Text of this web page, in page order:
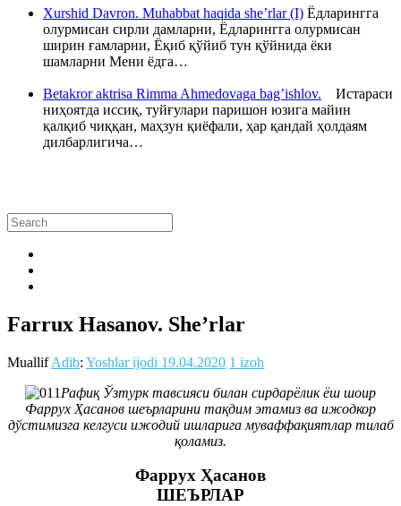
Xurshid Davron. Muhabbat haqida she’rlar (I) Ёдларингга
олурмисан сирли дамларни, Ёдларингга олурмисан
ширин ғамларни, Ёқиб қўйиб тун қўйнида ёки
шамларни Мени ёдга…
Betakror aktrisa Rimma Ahmedovaga bag’ishlov. Истараси
ниҳоятда иссиқ, туйғулари паришон юзига майин
қалқиб чиққан, маҳзун қиёфали, ҳар қандай ҳолдаям
дилбарлигича…
Farrux Hasanov. She’rlar
MuallifAdib: Yoshlar ijodi 19.04.2020 1 izoh
Рафиқ Ўзтурк тавсияси билан сирдарёлик ёш шоир
Фаррух Ҳасанов шеърларини тақдим этамиз ва ижодкор
дўстимизга келгуси ижодий ишларига муваффақиятлар тилаб
қоламиз.
Фаррух Ҳасанов
ШЕЪРЛАР